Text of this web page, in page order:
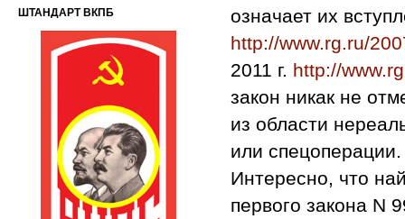
означает их
http://www.rg.ru/
2011 г. http://
закон никак не
из области
или спецоперации.
Интересно, что
первого закона N
ШТАНДАРТ ВКПБ